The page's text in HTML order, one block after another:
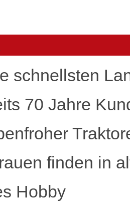
schnellsten
70 Jahre
finden in
Hobby